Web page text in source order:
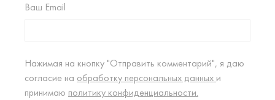
Ваш Email
Нажимая на кнопку "Отправить комментарий", я даю
согласие на обработку персональных данных и
принимаю политику конфиденциальности.